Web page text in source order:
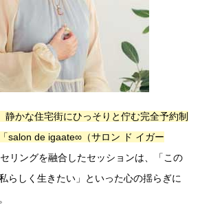
静かな住宅街にひっそりと佇む完全予約制
salon de igaate∞（サロン ド イガー
リングを融合したセッションは、「この
らしく生きたい」といった心の揺らぎに